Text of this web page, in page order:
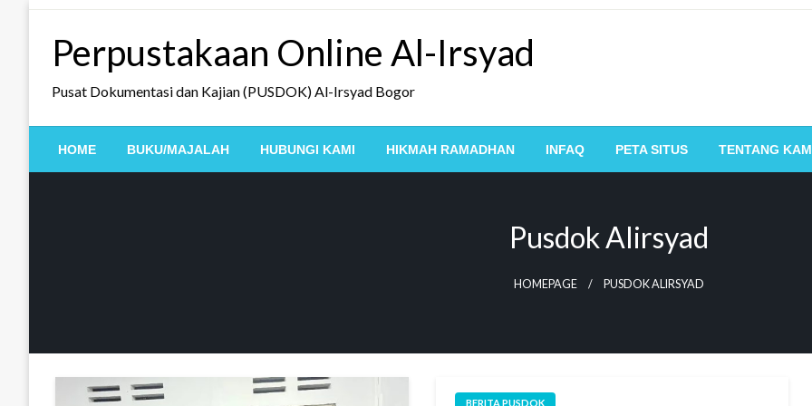
Perpustakaan Online Al-Irsyad
Pusat Dokumentasi dan Kajian (PUSDOK) Al-Irsyad Bogor
HOME BUKU/MAJALAH HUBUNGI KAMI HIKMAH RAMADHAN INFAQ PETA SITUS TENTANG
Pusdok Alirsyad
HOMEPAGE PUSDOK ALIRSYAD
BERITA PUSDOK